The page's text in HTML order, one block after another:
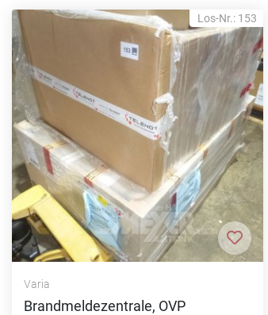
Los-Nr.: 153
Zur
Varia
Brandmeldezentrale, OVP